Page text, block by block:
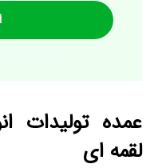
عمده تولیدات
لقمه ای